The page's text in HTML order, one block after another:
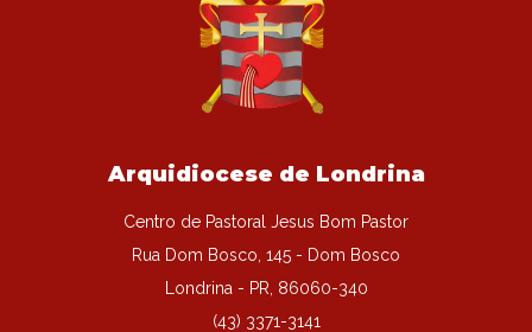
Arquidiocese de Londrina
Centro de Pastoral Jesus Bom Pastor
Rua Dom Bosco, 145 - Dom Bosco
Londrina - PR, 86060-340
(43) 3371-3141